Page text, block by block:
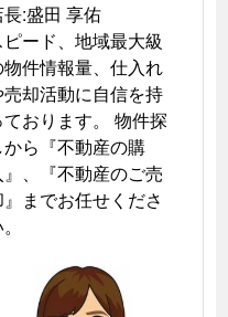
長:盛田 享佑
ピード、地域最大級
物件情報量、仕入れ
売却活動に自信を持
ております。 物件探
から『不動産の購
』、『不動産のご売
までお任せくださ